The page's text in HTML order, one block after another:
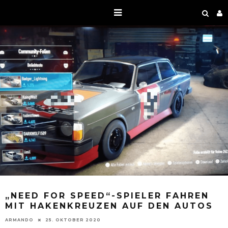
„NEED FOR SPEED“-SPIELER FAHREN
MIT HAKENKREUZEN AUF DEN AUTOS
ARMANDO 25. OKTOBER 2020